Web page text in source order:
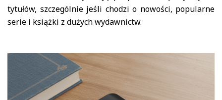
tytułów, szczególnie jeśli chodzi o nowości, popularne
serie i książki z dużych wydawnictw.